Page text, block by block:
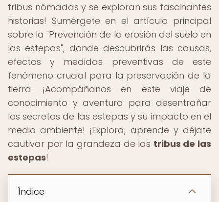
tribus nómadas y se exploran sus fascinantes
historias! Sumérgete en el artículo principal
sobre la "Prevención de la erosión del suelo en
las estepas", donde descubrirás las causas,
efectos y medidas preventivas de este
fenómeno crucial para la preservación de la
tierra. ¡Acompáñanos en este viaje de
conocimiento y aventura para desentrañar
los secretos de las estepas y su impacto en el
medio ambiente! ¡Explora, aprende y déjate
cautivar por la grandeza de las tribus de las
estepas!
Índice